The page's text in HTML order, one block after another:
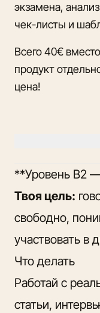
экзамена,
чек-листы и
Всего 40€
продукт
цена!
**Уровень B2
Твоя цель:
свободно,
участвовать в
Что делать
Работай с
статьи,